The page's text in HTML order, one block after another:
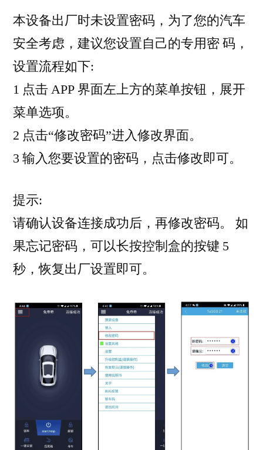
本设备出厂时未设置密码，为了您的汽车
安全考虑，建议您设置自己的专用密 码，
设置流程如下:
1 点击 APP 界面左上方的菜单按钮，展开
菜单选项。
2 点击“修改密码”进入修改界面。
3 输入您要设置的密码，点击修改即可。
提示:
请确认设备连接成功后，再修改密码。 如
果忘记密码，可以长按控制盒的按键 5
秒，恢复出厂设置即可。